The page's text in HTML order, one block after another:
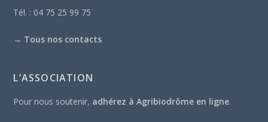
Tél. : 04 75 25 99 75
→ Tous nos contacts
L’ASSOCIATION
Pour nous soutenir, adhérez à Agribiodrôme en ligne.